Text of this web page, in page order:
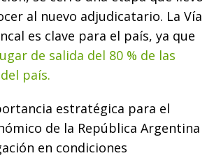
al nuevo adjudicatario. La Vía
es clave para el país, ya que
de salida del 80 % de las
país.
estratégica para el
de la República Argentina
en condiciones